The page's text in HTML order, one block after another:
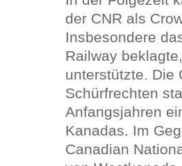
der CNR als
Insbesondere
Railway
unterstützte. Die
Schürfrechten
Anfangsjahren
Kanadas. Im
Canadian